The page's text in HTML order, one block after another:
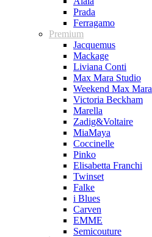
Prada
Ferragamo
Premium
Jacquemus
Mackage
Liviana Conti
Max Mara Studio
Weekend Max Mara
Victoria Beckham
Marella
Zadig&Voltaire
MiaMaya
Coccinelle
Pinko
Elisabetta Franchi
Twinset
Falke
i Blues
Carven
EMME
Semicouture